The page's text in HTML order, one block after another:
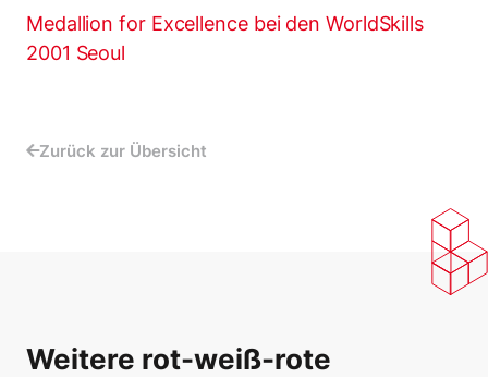
Medallion for Excellence bei den WorldSkills
2001 Seoul
Zurück zur Übersicht
Weitere rot-weiß-rote